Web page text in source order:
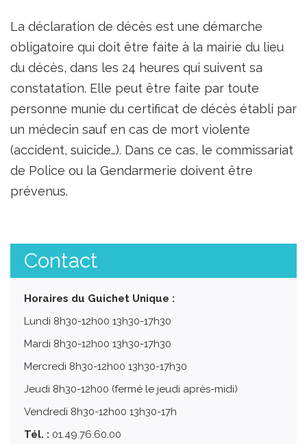
La déclaration de décès est une démarche
obligatoire qui doit être faite à la mairie du lieu
du décès, dans les 24 heures qui suivent sa
constatation. Elle peut être faite par toute
personne munie du certificat de décès établi par
un médecin sauf en cas de mort violente
(accident, suicide…). Dans ce cas, le commissariat
de Police ou la Gendarmerie doivent être
prévenus.
Contact
Horaires du Guichet Unique :
Lundi 8h30-12h00 13h30-17h30
Mardi 8h30-12h00 13h30-17h30
Mercredi 8h30-12h00 13h30-17h30
Jeudi 8h30-12h00 (fermé le jeudi après-midi)
Vendredi 8h30-12h00 13h30-17h
Tél. : 01.49.76.60.00